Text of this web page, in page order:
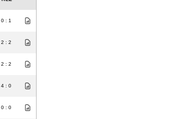
0 : 1
2 : 2
2 : 2
4 : 0
0 : 0